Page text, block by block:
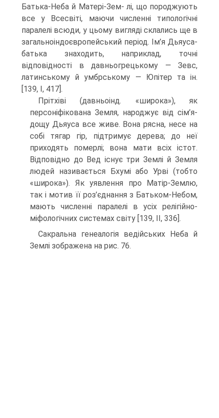
Батька-Неба й Матері-Зем- лі, що породжують
все у Всесвіті, маючи численні типологічні
паралелі всюди, у цьому вигляді склались ще в
загальноіндоєвропейський період. Ім’я Дьяуса-
батька знаходить, наприклад, точні
відповідності в давньогрецькому — Зевс,
латинському й умбрському — Юпітер та ін.
[139, I, 417].
Прітхіві (давньоінд. «широка»), як
персоніфікована Земля, народжує від сім’я-
дощу Дьяуса все живе. Вона рясна, несе на
собі тягар гір, підтримує дерева; до неї
приходять померлі; вона мати всіх істот.
Відповідно до Вед існує три Зем­лі й Земля
людей називається Бхумі або Урві (тобто
«широка»). Як уявлення про Матір-Землю,
так і мотив її роз’єднання з Батьком-Небом,
мають численні пара­лелі в усіх релігійно-
міфологічних системах світу [139, II, 336].
Сакральна генеалогія ведійських Неба й
Землі зображена на рис. 76.